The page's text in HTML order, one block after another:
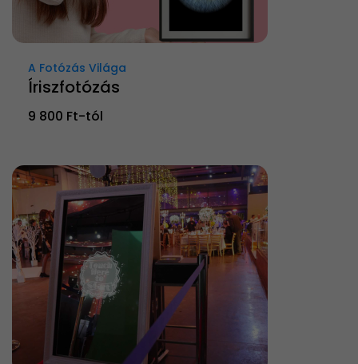
A Fotózás Világa
Íriszfotózás
9 800 Ft-tól